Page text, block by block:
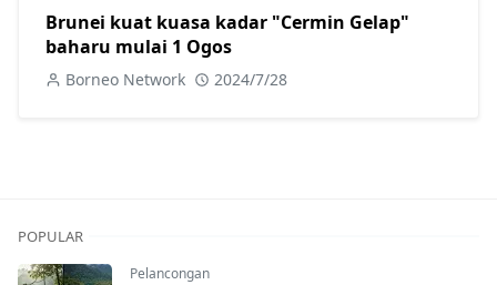
Brunei kuat kuasa kadar "Cermin Gelap"
baharu mulai 1 Ogos
Borneo Network 2024/7/28
POPULAR
Pelancongan